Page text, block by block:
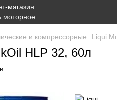
и компрессорные Liqui
HLP 32, 60л